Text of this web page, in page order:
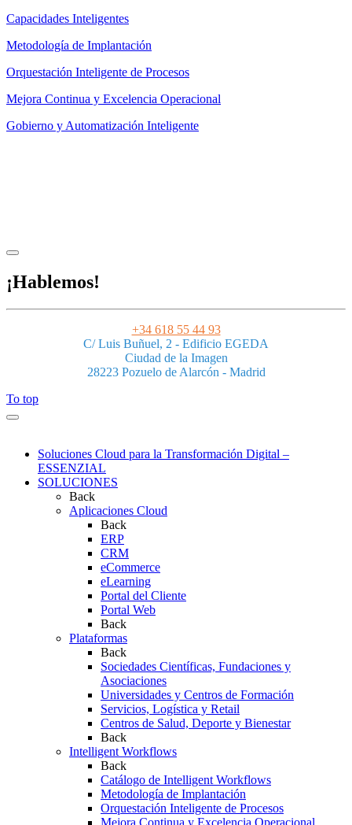
Capacidades Inteligentes
Metodología de Implantación
Orquestación Inteligente de Procesos
Mejora Continua y Excelencia Operacional
Gobierno y Automatización Inteligente
¡Hablemos!
+34 618 55 44 93
C/ Luis Buñuel, 2 - Edificio EGEDA
Ciudad de la Imagen
28223 Pozuelo de Alarcón - Madrid
To top
Soluciones Cloud para la Transformación Digital –
ESSENZIAL
SOLUCIONES
Back
Aplicaciones Cloud
Back
ERP
CRM
eCommerce
eLearning
Portal del Cliente
Portal Web
Back
Plataformas
Back
Sociedades Científicas, Fundaciones y
Asociaciones
Universidades y Centros de Formación
Servicios, Logística y Retail
Centros de Salud, Deporte y Bienestar
Back
Intelligent Workflows
Back
Catálogo de Intelligent Workflows
Metodología de Implantación
Orquestación Inteligente de Procesos
Mejora Continua y Excelencia Operacional